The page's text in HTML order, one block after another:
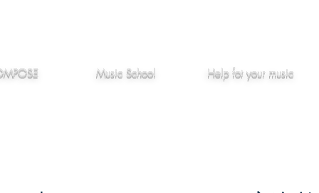
Music School Helpfot your music